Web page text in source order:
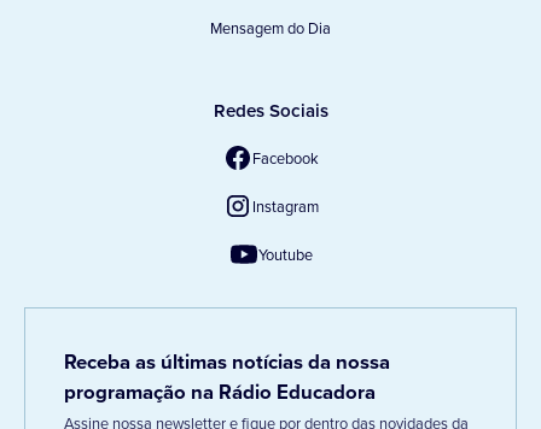
Mensagem do Dia
Redes Sociais
Facebook
Instagram
Youtube
Receba as últimas notícias da nossa
programação na Rádio Educadora
Assine nossa newsletter e fique por dentro das novidades da